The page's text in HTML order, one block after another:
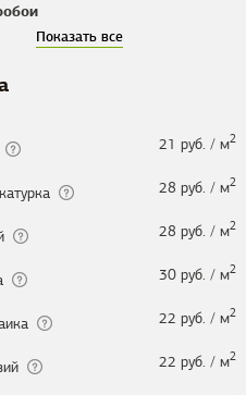
21 руб. / м2
28 руб. / м2
28 руб. / м2
30 руб. / м2
22 руб. / м2
22 руб. / м2